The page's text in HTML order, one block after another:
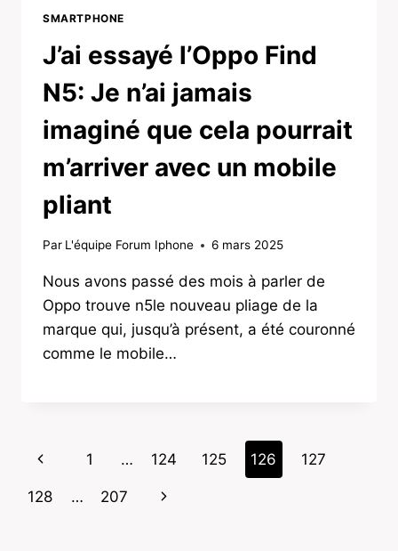
SMARTPHONE
J’ai essayé l’Oppo Find
N5: Je n’ai jamais
imaginé que cela pourrait
m’arriver avec un mobile
pliant
Par L'équipe Forum Iphone 6 mars 2025
Nous avons passé des mois à parler de
Oppo trouve n5le nouveau pliage de la
marque qui, jusqu’à présent, a été couronné
comme le mobile…
Page
navigation
Previous
Page
1 … 124 125 126 127
128 … 207
Next